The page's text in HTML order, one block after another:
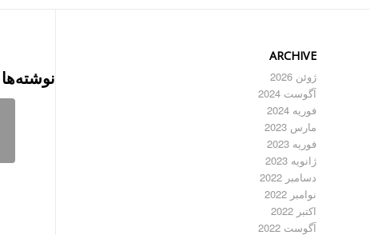
نوشته‌ها
ARCHIVE
ژوئن 2026
آگوست 2024
فوریه 2024
مارس 2023
فوریه 2023
ژانویه 2023
دسامبر 2022
نوامبر 2022
اکتبر 2022
آگوست 2022